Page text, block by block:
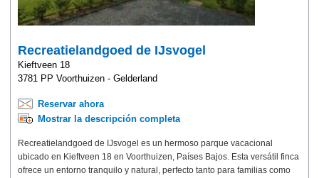
Recreatielandgoed de IJsvogel
Kieftveen 18
3781 PP Voorthuizen - Gelderland
Reservar ahora
Mostrar la descripción completa
Recreatielandgoed de IJsvogel es un hermoso parque vacacional
ubicado en Kieftveen 18 en Voorthuizen, Países Bajos. Esta versátil finca
ofrece un entorno tranquilo y natural, perfecto tanto para familias como